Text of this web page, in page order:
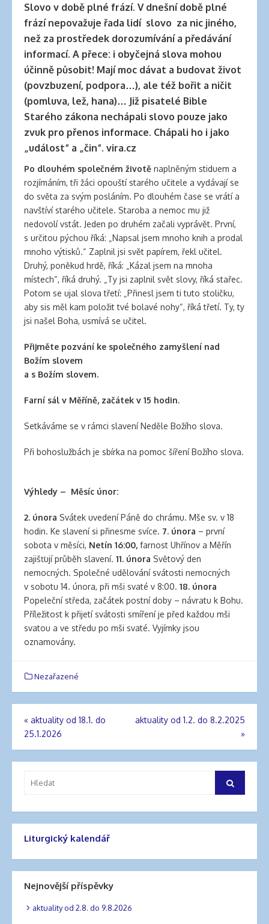
Slovo v době plné frází. V dnešní době plné
frází nepovažuje řada lidí slovo za nic jiného,
než za prostředek dorozumívání a předávání
informací. A přece: i obyčejná slova mohou
účinně působit! Mají moc dávat a budovat život
(povzbuzení, podpora…), ale též bořit a ničit
(pomluva, lež, hana)… Již pisatelé Bible
Starého zákona nechápali slovo pouze jako
zvuk pro přenos informace. Chápali ho i jako
„událost“ a „čin“. vira.cz
Po dlouhém společném životě naplněným stiduem a
rozjímáním, tři žáci opouští starého učitele a vydávají se
do světa za svým posláním. Po dlouhém čase se vrátí a
navštíví starého učitele. Staroba a nemoc mu již
nedovolí vstát. Jeden po druhém začali vyprávět. První,
s určitou pýchou říká: „Napsal jsem mnoho knih a prodal
mnoho výtisků.“ Zaplnil jsi svět papírem, řekl učitel.
Druhý, poněkud hrdě, říká: „Kázal jsem na mnoha
místech“, říká druhý. „Ty jsi zaplnil svět slovy, říká stařec.
Potom se ujal slova třetí: „Přinesl jsem ti tuto stoličku,
aby sis měl kam položit tvé bolavé nohy“, říká třetí. Ty, ty
jsi našel Boha, usmívá se učitel.
Přijměte pozvání ke společného zamyšlení nad
Božím slovem
a s Božím slovem.
Farní sál v Měříně, začátek v 15 hodin.
Setkáváme se v rámci slavení Neděle Božího slova.
Při bohoslužbách je sbírka na pomoc šíření Božího slova.
Výhledy – Měsíc únor:
2. února Svátek uvedení Páně do chrámu. Mše sv. v 18
hodin. Ke slavení si přinesme svíce. 7. února – první
sobota v měsíci, Netín 16:00, farnost Uhřínov a Měřín
zajišťují průběh slavení. 11. února Světový den
nemocných. Společné udělování svátosti nemocných
v sobotu 14. února, při mši svaté v 8:00. 18. února
Popeleční středa, začátek postní doby – návratu k Bohu.
Příležitost k přijetí svátosti smíření je před každou mši
svatou a ve středu po mši svaté. Vyjímky jsou
oznamovány.
Nezařazené
Navigace
pro
« aktuality od 18.1. do
25.1.2026
aktuality od 1.2. do 8.2.2025
»
Hledat
Liturgický kalendář
Nejnovější příspěvky
aktuality od 2.8. do 9.8.2026